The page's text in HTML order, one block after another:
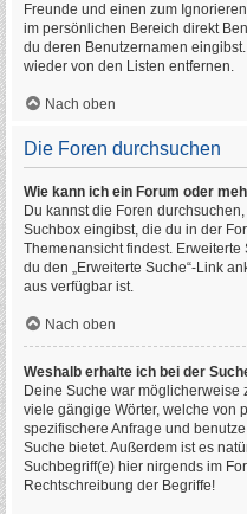
Freunde und einen zum
im persönlichen Bereich direkt
du deren Benutzernamen
wieder von den Listen entfernen.
Nach oben
Die Foren durchsuchen
Wie kann ich ein Forum oder
Du kannst die Foren
Suchbox eingibst, die du in der
Themenansicht findest.
du den „Erweiterte Suche“-Link
aus verfügbar ist.
Nach oben
Weshalb erhalte ich bei der
Deine Suche war
viele gängige Wörter, welche von
spezifischere Anfrage und
Suche bietet. Außerdem ist es
Suchbegriff(e) hier nirgends im
Rechtschreibung der Begriffe!